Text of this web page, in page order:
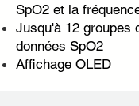
SpO2 et la
Jusqu'à 12 groupes
données SpO2
Affichage OLED